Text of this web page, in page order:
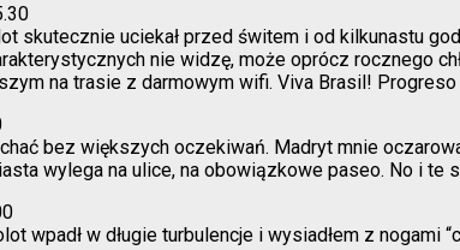
skutecznie uciekał przed świtem i od kilkunastu
nie widzę, może oprócz rocznego
na trasie z darmowym wifi. Viva Brasil!
bez większych oczekiwań. Madryt mnie
wylega na ulice, na obowiązkowe paseo. No i te
wpadł w długie turbulencje i wysiadłem z